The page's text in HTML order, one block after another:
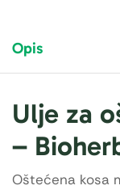
Opis
Ulje za
–
Oštećena kosa